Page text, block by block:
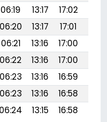
06:19 13:17 17:02
06:20 13:17 17:01
06:21 13:16 17:00
06:22 13:16 17:00
06:23 13:16 16:59
06:23 13:16 16:58
06:24 13:15 16:58